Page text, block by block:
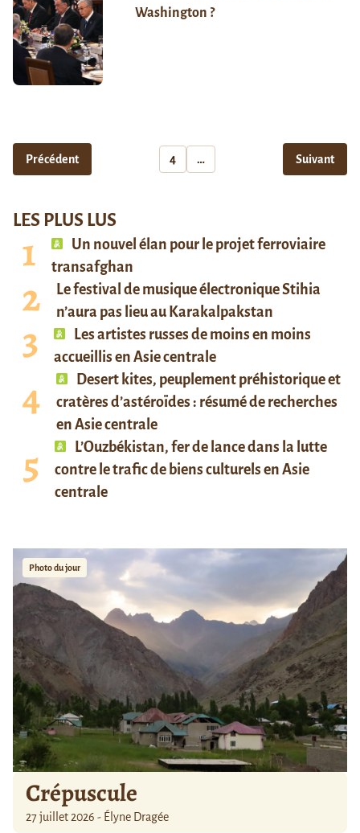
Washington ?
Précédent 4 … Suivant
LES PLUS LUS
Un nouvel élan pour le projet ferroviaire
transafghan
Le festival de musique électronique Stihia
n’aura pas lieu au Karakalpakstan
Les artistes russes de moins en moins
accueillis en Asie centrale
Desert kites, peuplement préhistorique et
cratères d’astéroïdes : résumé de recherches
en Asie centrale
L’Ouzbékistan, fer de lance dans la lutte
contre le trafic de biens culturels en Asie
centrale
Photo du jour
Crépuscule
27 juillet 2026 - Élyne Dragée